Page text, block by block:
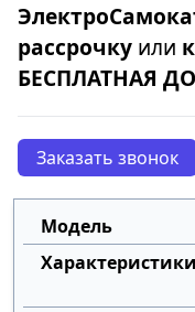
рассрочку или
БЕСПЛАТНАЯ
Заказать звонок